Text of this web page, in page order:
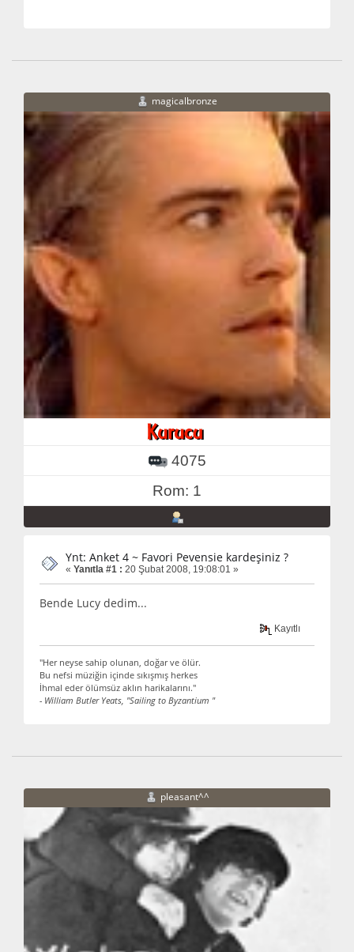
magicalbronze
4075
Rom: 1
Ynt: Anket 4 ~ Favori Pevensie kardeşiniz ?
« Yanıtla #1 : 20 Şubat 2008, 19:08:01 »
Bende Lucy dedim...
Kayıtlı
"Her neyse sahip olunan, doğar ve ölür.
Bu nefsi müziğin içinde sıkışmış herkes
İhmal eder ölümsüz aklın harikalarını."
- William Butler Yeats, "Sailing to Byzantium "
pleasant^^